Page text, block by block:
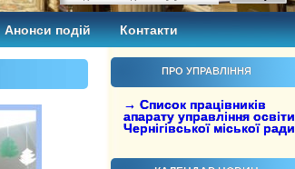
Анонси подій Контакти
ПРО УПРАВЛІННЯ
→ Список працівників
апарату управління освіти
Чернігівської міської ради